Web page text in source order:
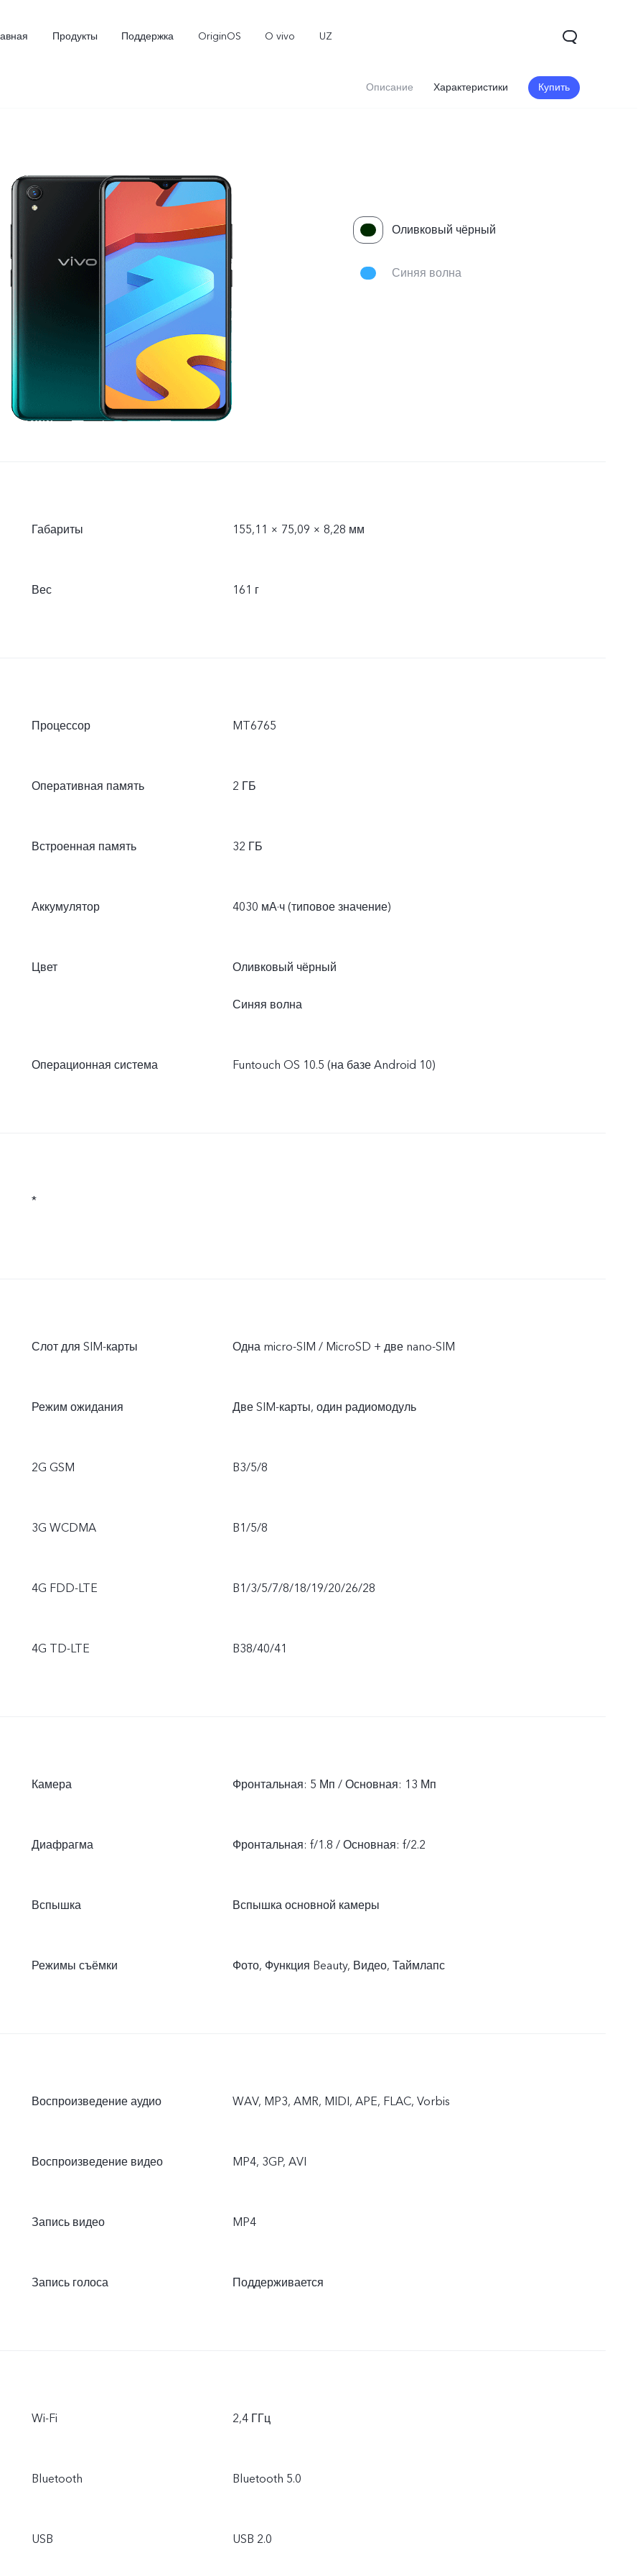
Продукты Поддержка OriginOS O vivo UZ
X300 FE V60 5G
Описание Характеристики Купить
Оливковый чёрный
Синяя волна
Габариты 155,11 × 75,09 × 8,28 мм
Вес 161 г
Процессор MT6765
Оперативная память 2 ГБ
Встроенная память 32 ГБ
Аккумулятор 4030 мА·ч (типовое значение)
Цвет Оливковый чёрный
Синяя волна
Операционная система Funtouch OS 10.5 (на базе Android 10)
*
Слот для SIM-карты Одна micro-SIM / MicroSD + две nano-SIM
Режим ожидания Две SIM-карты, один радиомодуль
2G GSM B3/5/8
3G WCDMA B1/5/8
4G FDD-LTE B1/3/5/7/8/18/19/20/26/28
4G TD-LTE B38/40/41
Камера Фронтальная: 5 Мп / Основная: 13 Мп
Диафрагма Фронтальная: f/1.8 / Основная: f/2.2
Вспышка Вспышка основной камеры
Режимы съёмки Фото, Функция Beauty, Видео, Таймлапс
Воспроизведение аудио WAV, MP3, AMR, MIDI, APE, FLAC, Vorbis
Воспроизведение видео MP4, 3GP, AVI
Запись видео MP4
Запись голоса Поддерживается
Wi-Fi 2,4 ГГц
Bluetooth Bluetooth 5.0
USB USB 2.0